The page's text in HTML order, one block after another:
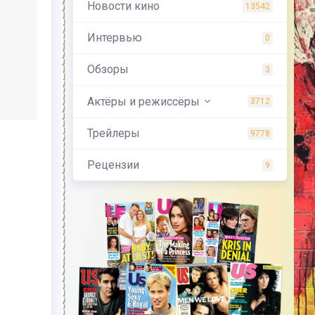
Новости кино 13542
Интервью 0
Обзоры 3
Актёры и режиссёры 3712
Трейлеры 9778
Рецензии 9